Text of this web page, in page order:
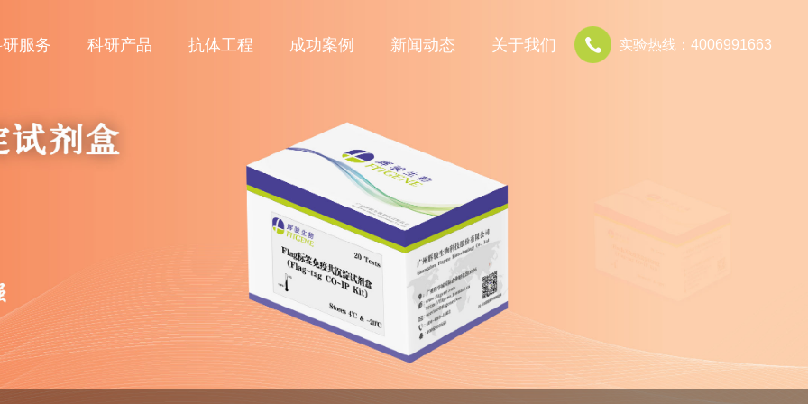
实验热线：4006991663
服务 科研产品 抗体工程 成功案例 新闻动态 关于我们